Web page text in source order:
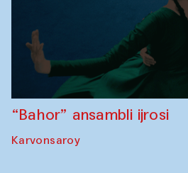
“Bahor” ansambli ijrosi
Karvonsaroy